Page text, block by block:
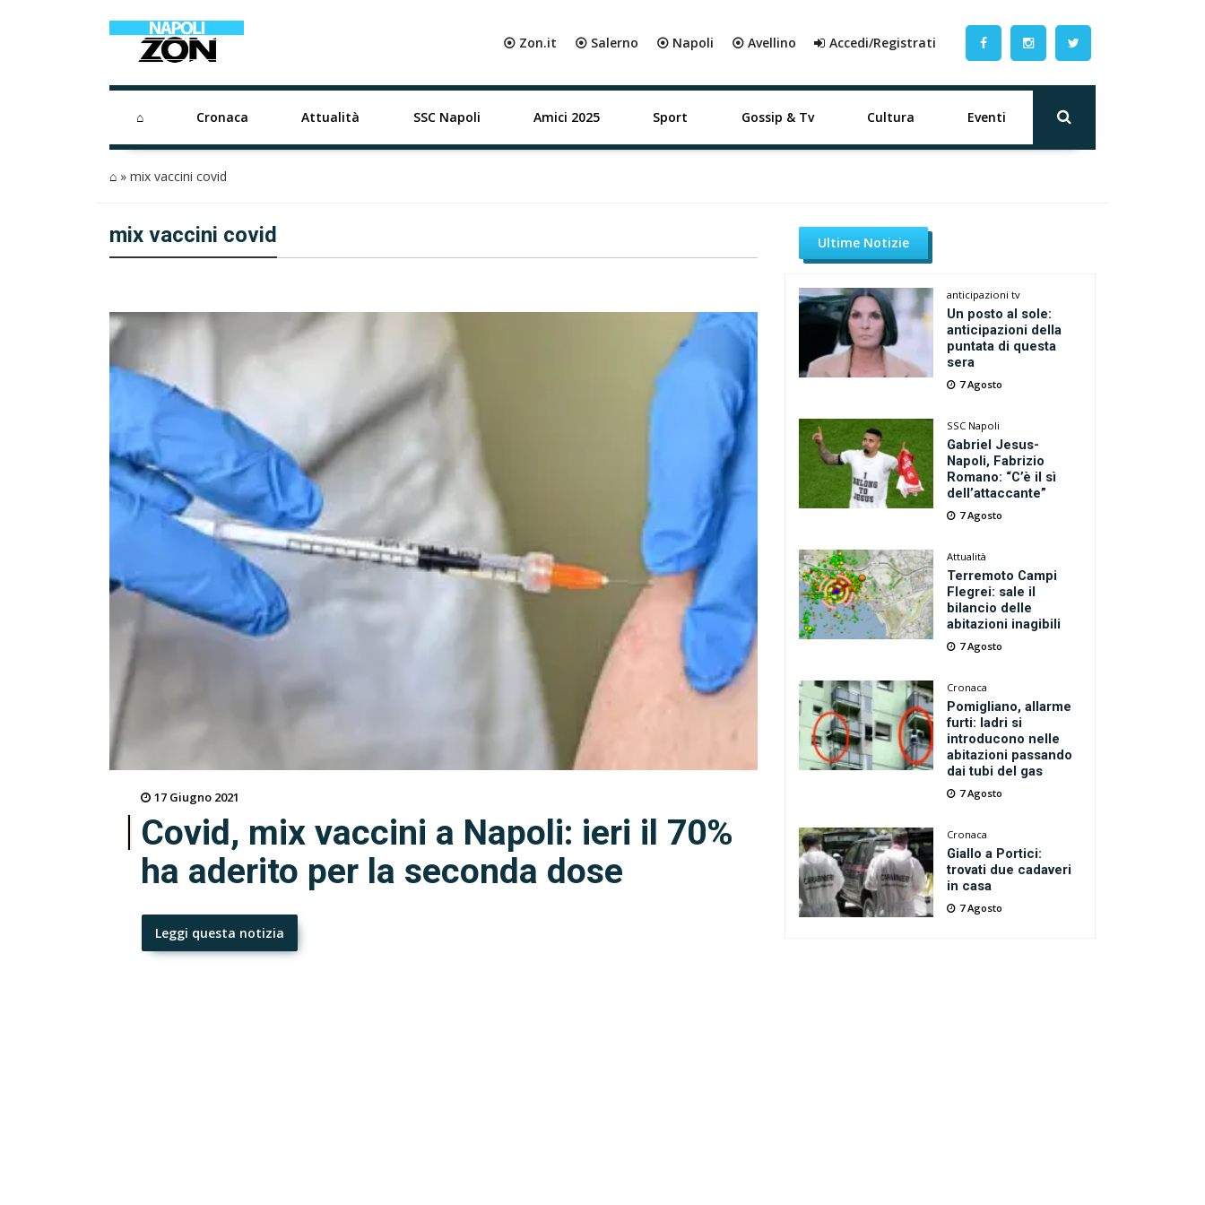
⦿ Zon.it ⦿ Salerno ⦿ Napoli ⦿ Avellino Accedi/Registrati
⌂ Cronaca Attualità SSC Napoli Amici 2025 Sport Gossip & Tv Cultura Eventi
⌂ » mix vaccini covid
mix vaccini covid
17 Giugno 2021
Covid, mix vaccini a Napoli: ieri il 70%
ha aderito per la seconda dose
Leggi questa notizia
Ultime Notizie
anticipazioni tv
Un posto al sole:
anticipazioni della
puntata di questa
sera
7 Agosto
SSC Napoli
Gabriel Jesus-
Napoli, Fabrizio
Romano: “C’è il sì
dell’attaccante”
7 Agosto
Attualità
Terremoto Campi
Flegrei: sale il
bilancio delle
abitazioni inagibili
7 Agosto
Cronaca
Pomigliano, allarme
furti: ladri si
introducono nelle
abitazioni passando
dai tubi del gas
7 Agosto
Cronaca
Giallo a Portici:
trovati due cadaveri
in casa
7 Agosto